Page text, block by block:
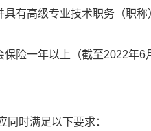
有高级专业技术职务（职称
险一年以上（截至2022年6
时满足以下要求：